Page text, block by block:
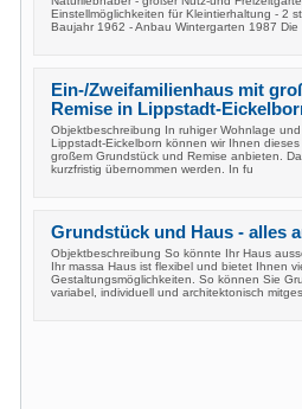
Einstellmöglichkeiten für Kleintierhaltung - 2
Baujahr 1962 - Anbau Wintergarten 1987 Die
Ein-/Zweifamilienhaus mit
Remise in Lippstadt-
Objektbeschreibung In ruhiger Wohnlage
Lippstadt-Eickelborn können wir Ihnen
großem Grundstück und Remise anbieten.
kurzfristig übernommen werden. In fu
Grundstück und Haus - alles
Objektbeschreibung So könnte Ihr Haus
Ihr massa Haus ist flexibel und bietet Ihnen
Gestaltungsmöglichkeiten. So können Sie
variabel, individuell und architektonisch